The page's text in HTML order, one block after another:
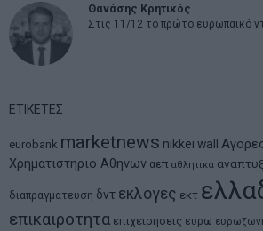
Θανάσης Κρητικός
Στις 11/12 το πρώτο ευρωπαϊκό
ΕΤΙΚΕΤΕΣ
eurobank marketnews nikkei wall
Χρηματιστηριο Αθηνων αεπ αθλητικα
διαπραγματευση δντ εκλογες εκτ
επικαιροτητα επιχειρησεις ευρω